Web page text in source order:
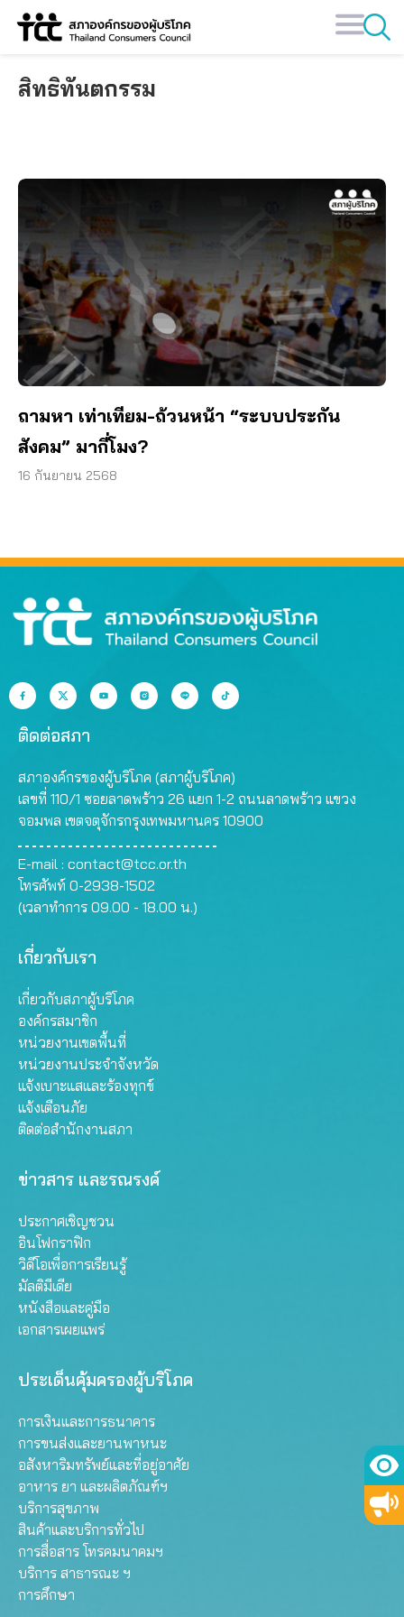
Skip
สิทธิทันตกรรม
ถามหา เท่าเทียม-ถ้วนหน้า “ระบบประกัน
สังคม” มากี่โมง?
16 กันยายน 2568
ติดต่อสภา
สภาองค์กรของผู้บริโภค (สภาผู้บริโภค)
เลขที่ 110/1 ซอยลาดพร้าว 26 แยก 1-2 ถนนลาดพร้าว แขวง
จอมพล เขตจตุจักรกรุงเทพมหานคร 10900
E-mail : contact@tcc.or.th
โทรศัพท์ 0-2938-1502
(เวลาทำการ 09.00 - 18.00 น.)
เกี่ยวกับเรา
เกี่ยวกับสภาผู้บริโภค
องค์กรสมาชิก
หน่วยงานเขตพื้นที่
หน่วยงานประจำจังหวัด
แจ้งเบาะแสและร้องทุกข์
แจ้งเตือนภัย
ติดต่อสำนักงานสภา
ข่าวสาร และรณรงค์
ประกาศเชิญชวน
อินโฟกราฟิก
วิดีโอเพื่อการเรียนรู้
มัลติมีเดีย
หนังสือและคู่มือ
เอกสารเผยแพร่
ประเด็นคุ้มครองผู้บริโภค
การเงินและการธนาคาร
การขนส่งและยานพาหนะ
อสังหาริมทรัพย์และที่อยู่อาศัย
อาหาร ยา และผลิตภัณฑ์ฯ
บริการสุขภาพ
สินค้าและบริการทั่วไป
การสื่อสาร โทรคมนาคมฯ
บริการ สาธารณะ ฯ
การศึกษา